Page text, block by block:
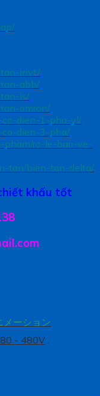
tan-invt/
abb/
ls/
omron/
co-dien-1-pha-yl/
co-dien-3-pha/
pham/ro-le-bao-ve-
tan/bien-tan-delta/
khấu tốt
メーション
- 480V